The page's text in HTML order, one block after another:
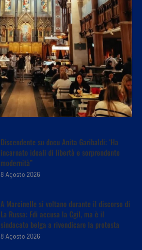
Discendente su docu Anita Garibaldi: ‘Ha
incarnato ideali di libertà e sorprendente
modernità”
8 Agosto 2026
A Marcinelle si voltano durante il discorso di
La Russa: Fdi accusa la Cgil, ma è il
sindacato belga a rivendicare la protesta
8 Agosto 2026